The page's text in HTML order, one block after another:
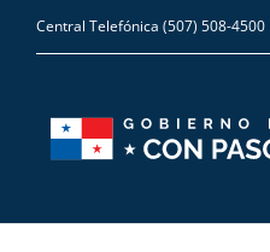
Central Telefónica (507) 508-4500